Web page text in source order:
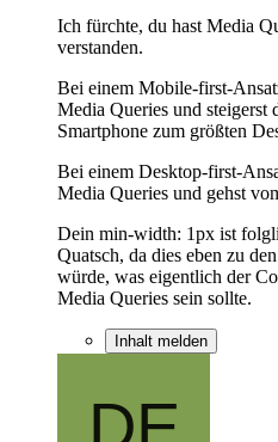
Ich fürchte, du hast Media
verstanden.
Bei einem Mobile-first-
Media Queries und steigerst
Smartphone zum größten
Bei einem Desktop-first-
Media Queries und gehst
Dein min-width: 1px ist
Quatsch, da dies eben zu
würde, was eigentlich der
Media Queries sein sollte.
Inhalt melden